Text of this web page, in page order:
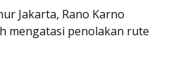
Jakarta, Rano Karno
mengatasi penolakan rute